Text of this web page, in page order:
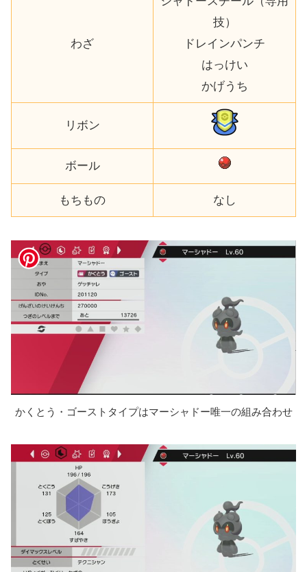
わざ
技）
ドレインパンチ
はっけい
かげうち
リボン
ボール
もちもの なし
かくとう・ゴーストタイプはマーシャドー唯一の組み合わせ